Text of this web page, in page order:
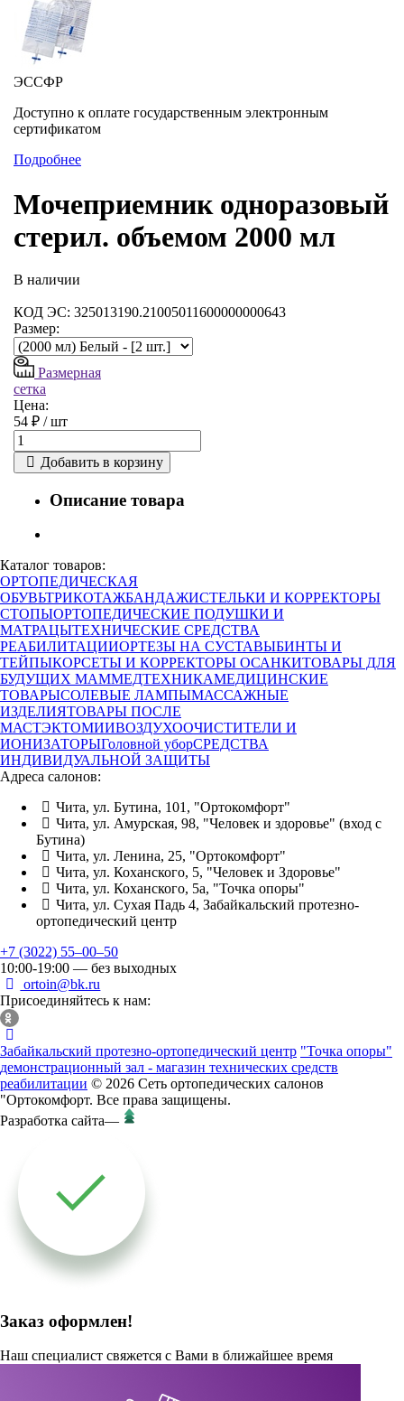
ЭССФР
Доступно к оплате государственным электронным
сертификатом
Подробнее
Мочеприемник одноразовый
стерил. объемом 2000 мл
В наличии
КОД ЭС: 325013190.21005011600000000643
Размер:
Размерная
сетка
Цена:
54 ₽ /шт
Добавить в корзину
Описание товара
Каталог товаров:
ОРТОПЕДИЧЕСКАЯ
ОБУВЬТРИКОТАЖБАНДАЖИСТЕЛЬКИ И КОРРЕКТОРЫ
СТОПЫОРТОПЕДИЧЕСКИЕ ПОДУШКИ И
МАТРАЦЫТЕХНИЧЕСКИЕ СРЕДСТВА
РЕАБИЛИТАЦИИОРТЕЗЫ НА СУСТАВЫБИНТЫ И
ТЕЙПЫКОРСЕТЫ И КОРРЕКТОРЫ ОСАНКИТОВАРЫ ДЛЯ
БУДУЩИХ МАММЕДТЕХНИКАМЕДИЦИНСКИЕ
ТОВАРЫСОЛЕВЫЕ ЛАМПЫМАССАЖНЫЕ
ИЗДЕЛИЯТОВАРЫ ПОСЛЕ
МАСТЭКТОМИИВОЗДУХООЧИСТИТЕЛИ И
ИОНИЗАТОРЫГоловной уборСРЕДСТВА
ИНДИВИДУАЛЬНОЙ ЗАЩИТЫ
Адреса салонов:
Чита, ул. Бутина, 101, "Ортокомфорт"
Чита, ул. Амурская, 98, "Человек и здоровье" (вход с
Бутина)
Чита, ул. Ленина, 25, "Ортокомфорт"
Чита, ул. Коханского, 5, "Человек и Здоровье"
Чита, ул. Коханского, 5а, "Точка опоры"
Чита, ул. Сухая Падь 4, Забайкальский протезно-
ортопедический центр
+7 (3022) 55‒00‒50
10:00-19:00 — без выходных
ortoin@bk.ru
Присоединяйтесь к нам:
Забайкальский протезно-ортопедический центр "Точка опоры"
демонстрационный зал - магазин технических средств
реабилитации © 2026 Сеть ортопедических салонов
"Ортокомфорт. Все права защищены.
Разработка сайта—
Заказ оформлен!
Наш специалист свяжется с Вами в ближайшее время